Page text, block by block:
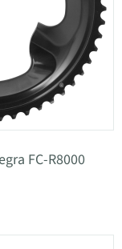
FC-R8000